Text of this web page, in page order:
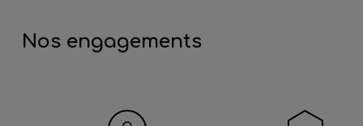
Nos engagements